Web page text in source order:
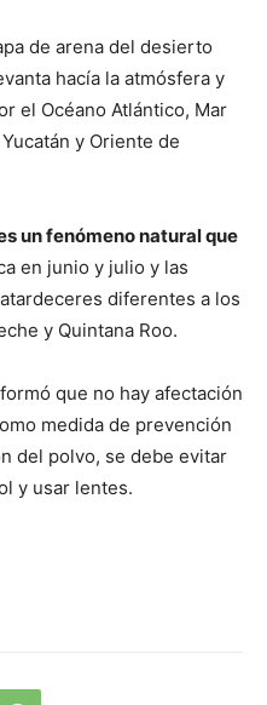
de arena del desierto
hacía la atmósfera y
el Océano Atlántico, Mar
y Oriente de
un fenómeno natural que
en junio y julio y las
diferentes a los
y Quintana Roo.
que no hay afectación
medida de prevención
del polvo, se debe evitar
y usar lentes.